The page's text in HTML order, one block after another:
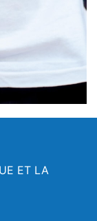
ET LA